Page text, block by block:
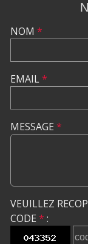
NOM *
EMAIL*
MESSAGE *
VEUILLEZ
CODE * :